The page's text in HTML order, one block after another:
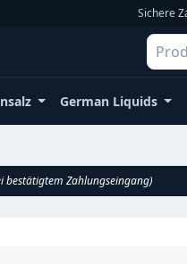
Sichere
German Liquids
bestätigtem Zahlungseingang)